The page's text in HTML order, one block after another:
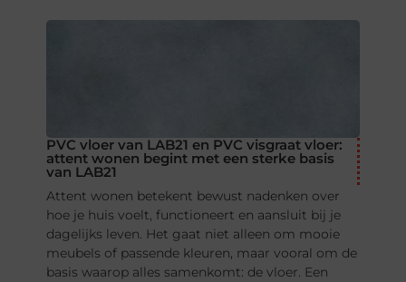
PVC vloer van LAB21 en PVC visgraat vloer:
attent wonen begint met een sterke basis
van LAB21
Attent wonen betekent bewust nadenken over
hoe je huis voelt, functioneert en aansluit bij je
dagelijks leven. Het gaat niet alleen om mooie
meubels of passende kleuren, maar vooral om de
basis waarop alles samenkomt: de vloer. Een